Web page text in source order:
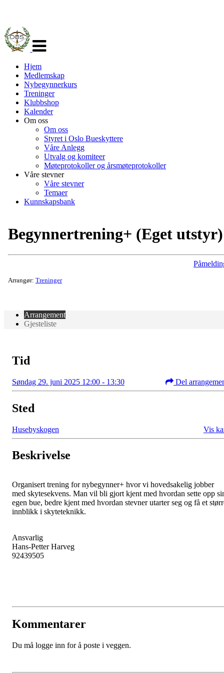
navigasjon
Hjem
Medlemskap
Nybegynnerkurs
Treninger
Klubbshop
Kalender
Om oss
Om oss
Styret i Oslo Bueskyttere
Våre Anlegg
Utvalg og komiteer
Møteprotokoller og årsmøteprotokoller
Våre stevner
Våre stevner
Temaer
Kunnskapsbank
Begynnertrening+ (Eget utstyr)
Arrangør: Treninger
Arrangement
Gjesteliste
Tid
Søndag 29. juni 2025 12:00 - 13:30 Del
Sted
Husebyskogen Vis
Beskrivelse
Organisert trening for nybegynner+ hvor vi hovedsakelig jobber
med skytesekvens. Man vil bli gjort kjent med hvordan sette opp
egen bue, bedre kjent med hvordan stevner utarter seg og få et
innblikk i skyteteknikk.
Ansvarlig
Hans-Petter Harveg
92439505
Kommentarer
Du må logge inn for å poste i veggen.